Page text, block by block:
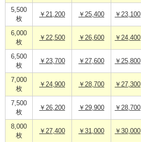
5,500
枚
￥21,200 ￥25,400 ￥23,100
6,000
枚
￥22,500 ￥26,600 ￥24,400
6,500
枚
￥23,700 ￥27,600 ￥25,800
7,000
枚
￥24,900 ￥28,700 ￥27,300
7,500
枚
￥26,200 ￥29,900 ￥28,700
8,000
枚
￥27,400 ￥31,000 ￥30,000